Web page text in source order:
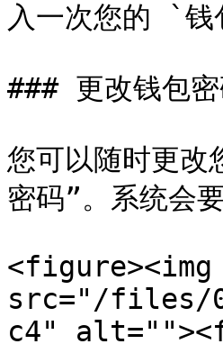
入一次您的 `钱
### 更改钱包
您可以随时更
密码”。系统会
<figure><img
src="/files/
c4"